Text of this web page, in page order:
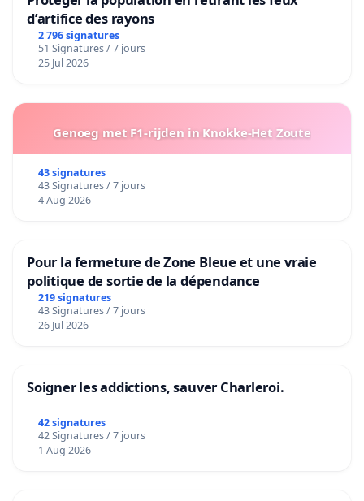
d’artifice des rayons
2 796 signatures
51 Signatures / 7 jours
25 Jul 2026
Genoeg met F1-rijden in Knokke-Het Zoute
43 signatures
43 Signatures / 7 jours
4 Aug 2026
Pour la fermeture de Zone Bleue et une vraie
politique de sortie de la dépendance
219 signatures
43 Signatures / 7 jours
26 Jul 2026
Soigner les addictions, sauver Charleroi.
42 signatures
42 Signatures / 7 jours
1 Aug 2026